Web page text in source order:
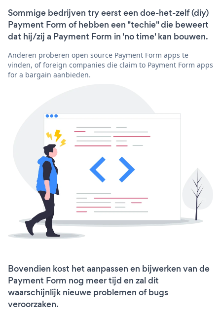
Sommige bedrijven try eerst een doe-het-zelf (diy)
Payment Form of hebben een "techie" die beweert
dat hij/zij a Payment Form in 'no time' kan bouwen.
Anderen proberen open source Payment Form apps te
vinden, of foreign companies die claim to Payment Form apps
for a bargain aanbieden.
Bovendien kost het aanpassen en bijwerken van de
Payment Form nog meer tijd en zal dit
waarschijnlijk nieuwe problemen of bugs
veroorzaken.